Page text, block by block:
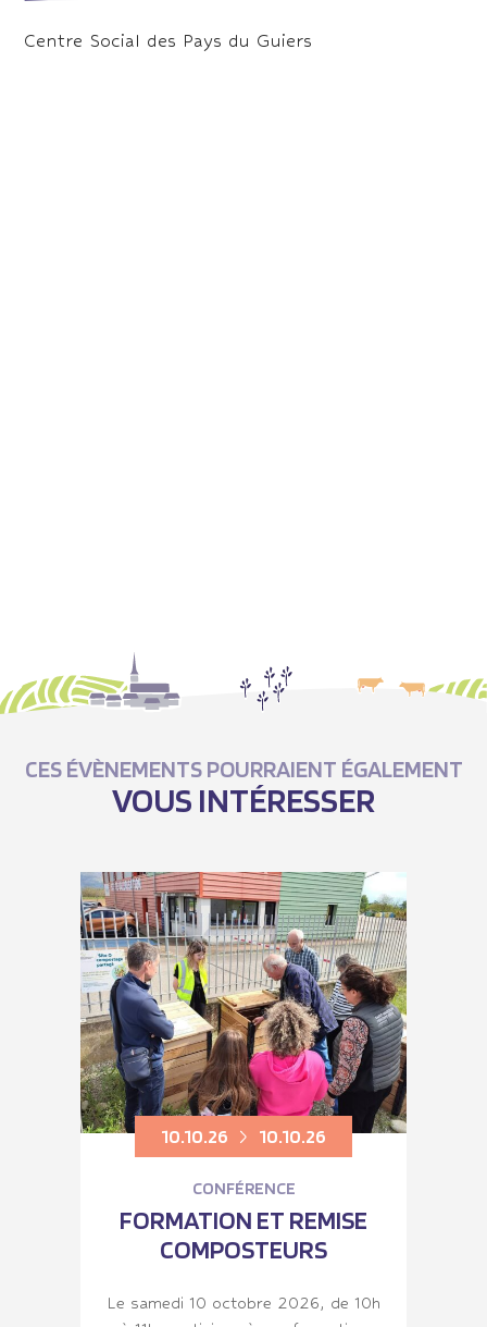
Centre Social des Pays du Guiers
CES ÉVÈNEMENTS POURRAIENT ÉGALEMENT
VOUS INTÉRESSER
10.10.26 10.10.26
CONFÉRENCE
FORMATION ET REMISE
COMPOSTEURS
Le samedi 10 octobre 2026, de 10h